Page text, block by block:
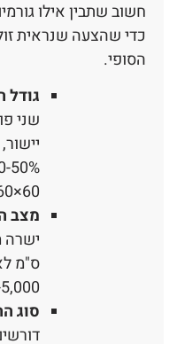
חשוב שתבין אילו
כדי שהצעה שנראית
הסופי.
גודל
שני
60×60.
מצב
ישרה
3,000-
סוג